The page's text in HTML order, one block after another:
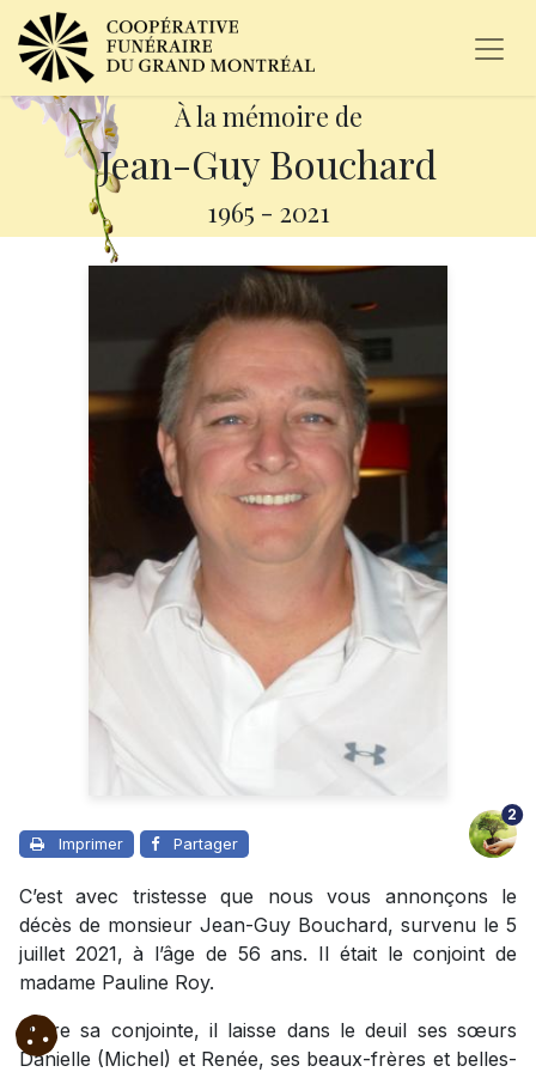
À la mémoire de
Jean-Guy Bouchard
1965 - 2021
Imprimer Partager
2
C’est avec tristesse que nous vous annonçons le
décès de monsieur Jean-Guy Bouchard, survenu le 5
juillet 2021, à l’âge de 56 ans. Il était le conjoint de
madame Pauline Roy.
Outre sa conjointe, il laisse dans le deuil ses sœurs
Danielle (Michel) et Renée, ses beaux-frères et belles-